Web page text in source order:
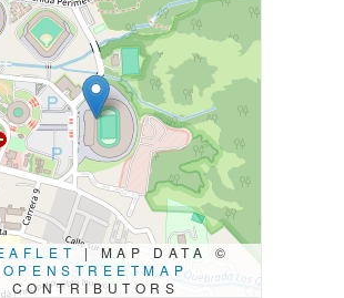
|MAP DATA ©
OPENSTREETMAP
CONTRIBUTORS